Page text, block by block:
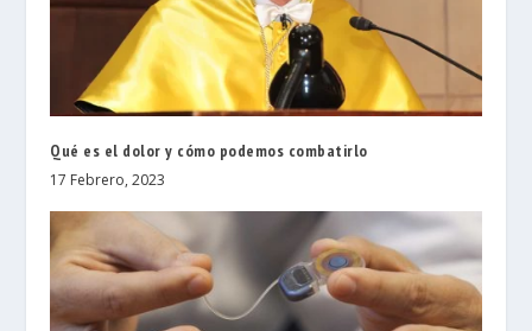
Qué es el dolor y cómo podemos combatirlo
17 Febrero, 2023